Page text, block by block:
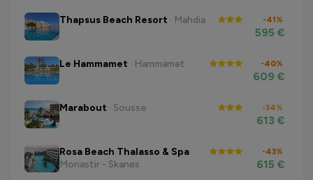
Thapsus Beach Resort · Mahdia -41%
595 €
Le Hammamet · Hammamet -40%
609 €
Marabout · Sousse -34%
613 €
Rosa Beach Thalasso & Spa ·
Monastir - Skanes
-43%
615 €